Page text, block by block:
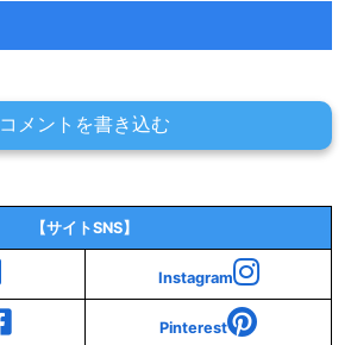
コメントを書き込む
【サイトSNS】
Instagram
Pinterest